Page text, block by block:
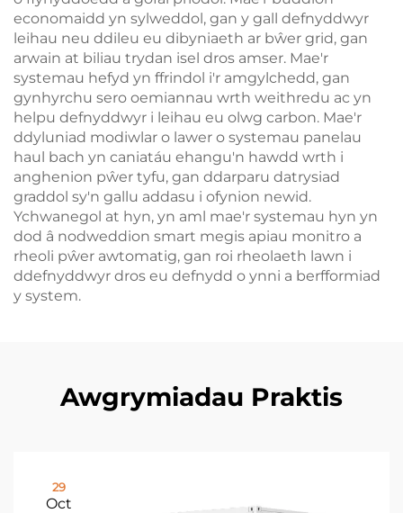
economaidd yn sylweddol, gan y gall defnyddwyr
leihau neu ddileu eu dibyniaeth ar bŵer grid, gan
arwain at biliau trydan isel dros amser. Mae'r
systemau hefyd yn ffrindol i'r amgylchedd, gan
gynhyrchu sero oemiannau wrth weithredu ac yn
helpu defnyddwyr i leihau eu olwg carbon. Mae'r
ddyluniad modiwlar o lawer o systemau panelau
haul bach yn caniatáu ehangu'n hawdd wrth i
anghenion pŵer tyfu, gan ddarparu datrysiad
graddol sy'n gallu addasu i ofynion newid.
Ychwanegol at hyn, yn aml mae'r systemau hyn yn
dod â nodweddion smart megis apiau monitro a
rheoli pŵer awtomatig, gan roi rheolaeth lawn i
ddefnyddwyr dros eu defnydd o ynni a berfformiad
y system.
Awgrymiadau Praktis
29
Oct